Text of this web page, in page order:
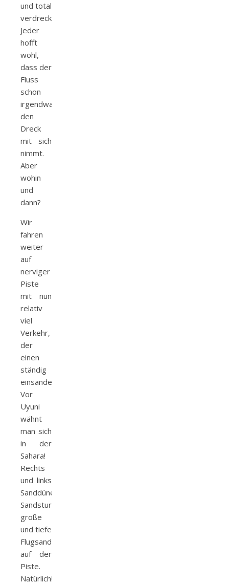
und total
verdreckt.
Jeder
hofft
wohl,
dass der
Fluss
schon
irgendwann
den
Dreck
mit sich
nimmt.
Aber
wohin
und
dann?
Wir
fahren
weiter
auf
nerviger
Piste
mit nun
relativ
viel
Verkehr,
der
einen
ständig
einsandet.
Vor
Uyuni
wähnt
man sich
in der
Sahara!
Rechts
und links
Sanddünen,
Sandsturm,
große
und tiefe
Flugsandfelder
auf der
Piste.
Natürlich!